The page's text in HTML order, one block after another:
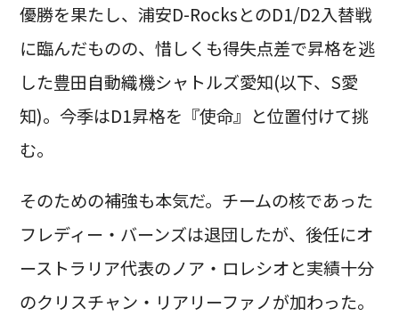
優勝を果たし、浦安D-RocksとのD1/D2入替戦
に臨んだものの、惜しくも得失点差で昇格を逃
した豊田自動織機シャトルズ愛知(以下、S愛
知)。今季はD1昇格を『使命』と位置付けて挑
む。
そのための補強も本気だ。チームの核であった
フレディー・バーンズは退団したが、後任にオ
ーストラリア代表のノア・ロレシオと実績十分
のクリスチャン・リアリーファノが加わった。